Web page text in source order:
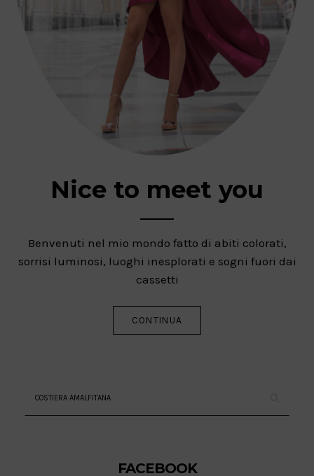
Nice to meet you
Benvenuti nel mio mondo fatto di abiti colorati,
sorrisi luminosi, luoghi inesplorati e sogni fuori dai
cassetti
CONTINUA
FACEBOOK